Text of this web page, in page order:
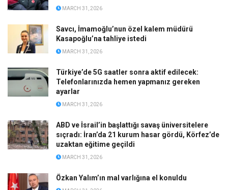
MARCH 31, 2026
Savcı, İmamoğlu’nun özel kalem müdürü
Kasapoğlu’na tahliye istedi
MARCH 31, 2026
Türkiye’de 5G saatler sonra aktif edilecek:
Telefonlarınızda hemen yapmanız gereken
ayarlar
MARCH 31, 2026
ABD ve İsrail’in başlattığı savaş üniversitelere
sıçradı: İran’da 21 kurum hasar gördü, Körfez’de
uzaktan eğitime geçildi
MARCH 31, 2026
Özkan Yalım’ın mal varlığına el konuldu